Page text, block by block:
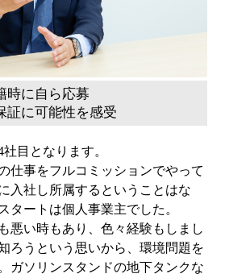
時に自ら応募
証に可能性を感受
目となります。
仕事をフルコミッションでやって
入社し所属するということはな
タートは個人事業主でした。
悪い時もあり、色々経験もしまし
ろうという思いから、環境問題を
ガソリンスタンドの地下タンクな